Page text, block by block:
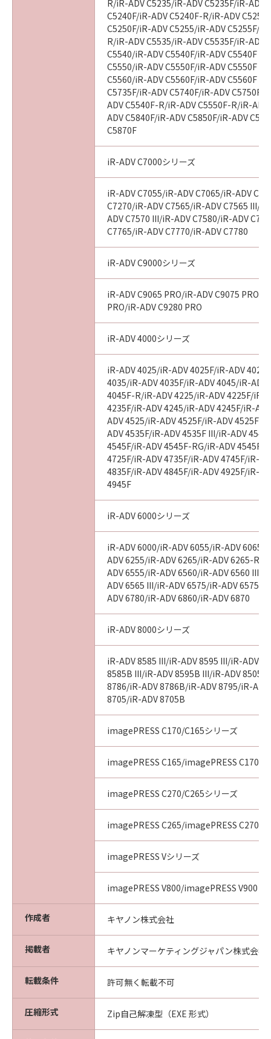
section shall be null and void with respect to
the jurisdiction of that court or tribunal and
all the remaining provisions hereof shall
remain in full force and effect.
11. ACKNOWLEDGEMENT
BY CLICKING THE BUTTON INDICATING
YOUR ACCEPTANCE AS STATED BELOW OR
INSTALLING THE SOFTWARE, YOU
ACKNOWLEDGE THAT YOU HAVE READ THIS
AGREEMENT, UNDERSTOOD IT, AND AGREE
TO BE BOUND BY ITS TERMS AND
CONDITIONS. YOU ALSO AGREE THAT THIS
AGREEMENT IS THE COMPLETE AND
EXCLUSIVE STATEMENT OF AGREEMENT
BETWEEN YOU AND CANON CONCERNING
THE SUBJECT MATTER HEREOF AND
SUPERSEDES ALL PROPOSALS OR PRIOR
AGREEMENTS, VERBAL OR WRITTEN, AND
ANY OTHER COMMUNICATIONS BETWEEN
YOU AND CANON RELATING TO THE
SUBJECT MATTER HEREOF. NO AMENDMENT
TO THIS AGREEMENT SHALL BE EFFECTIVE
REPRESENTATIVE OF CANON.
Should you have any questions concerning
this Agreement, or if you desire to contact
Canon for any reason, please write to Canon's
sales subsidiary or distributor/dealer, serving
the country where you obtained the
No. I010G021619
R/iR-ADV C5235/iR-ADV C5235F/iR-ADV
C5240F/iR-ADV C5240F-R/iR-ADV
C5250F/iR-ADV C5255/iR-ADV C5255F/
R/iR-ADV C5535/iR-ADV C5535F/iR-ADV
C5540/iR-ADV C5540F/iR-ADV C5540F
C5550/iR-ADV C5550F/iR-ADV C5550F
C5560/iR-ADV C5560F/iR-ADV C5560F
C5735F/iR-ADV C5740F/iR-ADV C5750F/
ADV C5540F-R/iR-ADV C5550F-R/iR-
ADV C5840F/iR-ADV C5850F/iR-ADV
C5870F
iR-ADV C7000シリーズ
iR-ADV C7055/iR-ADV C7065/iR-ADV
C7270/iR-ADV C7565/iR-ADV C7565 III/
ADV C7570 III/iR-ADV C7580/iR-ADV
C7765/iR-ADV C7770/iR-ADV C7780
iR-ADV C9000シリーズ
iR-ADV C9065 PRO/iR-ADV C9075 PRO/
PRO/iR-ADV C9280 PRO
iR-ADV 4000シリーズ
iR-ADV 4025/iR-ADV 4025F/iR-ADV
4035/iR-ADV 4035F/iR-ADV 4045/iR-ADV
4045F-R/iR-ADV 4225/iR-ADV 4225F/iR-
4235F/iR-ADV 4245/iR-ADV 4245F/iR-
ADV 4525/iR-ADV 4525F/iR-ADV 4525F
ADV 4535F/iR-ADV 4535F III/iR-ADV
4545F/iR-ADV 4545F-RG/iR-ADV 4545F
4725F/iR-ADV 4735F/iR-ADV 4745F/iR-
4835F/iR-ADV 4845F/iR-ADV 4925F/iR-
4945F
iR-ADV 6000シリーズ
iR-ADV 6000/iR-ADV 6055/iR-ADV 6065/
ADV 6255/iR-ADV 6265/iR-ADV 6265-R/
ADV 6555/iR-ADV 6560/iR-ADV 6560 III/
ADV 6565 III/iR-ADV 6575/iR-ADV 6575
ADV 6780/iR-ADV 6860/iR-ADV 6870
iR-ADV 8000シリーズ
iR-ADV 8585 III/iR-ADV 8595 III/iR-ADV
8585B III/iR-ADV 8595B III/iR-ADV 8505B
8786/iR-ADV 8786B/iR-ADV 8795/iR-
8705/iR-ADV 8705B
imagePRESS C170/C165シリーズ
imagePRESS C165/imagePRESS C170
imagePRESS C270/C265シリーズ
imagePRESS C265/imagePRESS C270
imagePRESS Vシリーズ
imagePRESS V800/imagePRESS V900
作成者 キヤノン株式会社
掲載者 キヤノンマーケティングジャパン株式会社
転載条件 許可無く転載不可
圧縮形式 Zip自己解凍型（EXE 形式）